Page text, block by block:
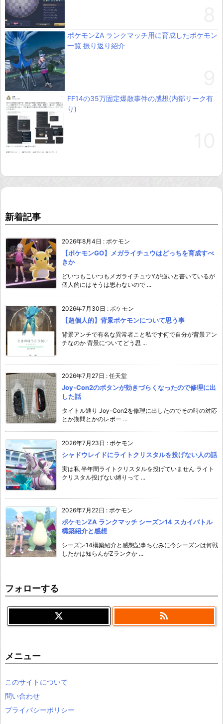
ポケモンZA ランクマッチ用に育成したポケモン
一覧 振り返り紹介
FF14の35万固定爆散事件の感想(内部リーク有
り)
新着記事
2026年8月4日 : ポケモン
【ポケモンGO】メガライチュウはどっちを育成すべ
きか
どいつもこいつもメガライチュウYが強いと書いているが
個人的にはそうは思わないので ...
2026年7月30日 : ポケモン
【超個人的】背景ポケモンについて思う事
背景アンチで有名な異常者こと私です何で自分が背景アン
チなのか 背景についてどう思 ...
2026年7月27日 : 任天堂
Joy-Con2のボタンが効きづらくなったので修理に出
した話
タイトル通り Joy-Con2を修理に出したのでその時の対応
とか期間とかのレポー ...
2026年7月23日 : ポケモン
シャドウレイドにライトクリスタルを投げない人の話
実は私 半年間ライトクリスタルを投げていません ライト
クリスタル投げない縛りって ...
2026年7月22日 : ポケモン
ポケモンZA ランクマッチ シーズン14 スカイバトル
構築紹介と感想
シーズン14構築紹介と感想記事ちなみに今シーズンは何戦
したかは知らんがZランクか ...
フォローする

メニュー
このサイトについて
問い合わせ
プライバシーポリシー